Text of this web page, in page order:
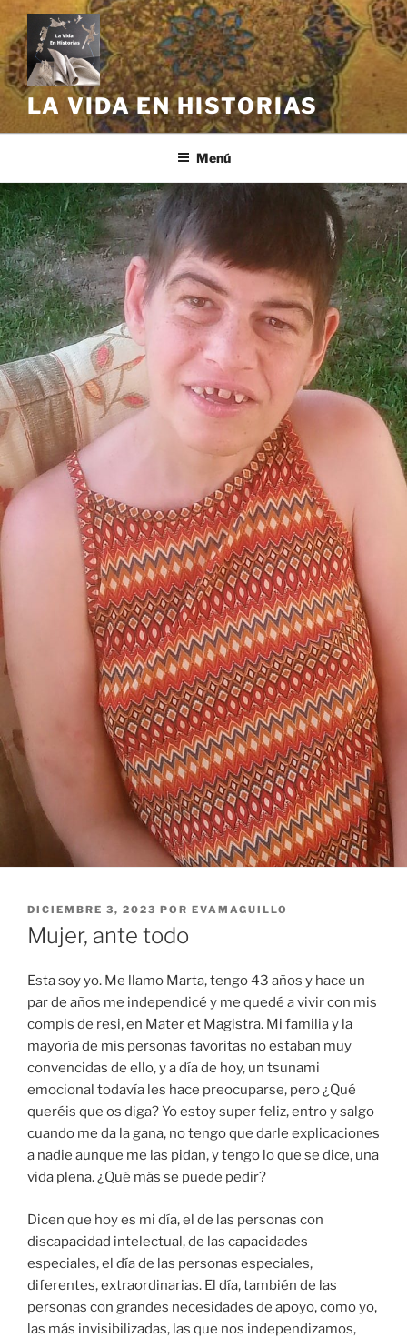
Saltar
al
contenido
LA VIDA EN HISTORIAS
Menú
PUBLICADO
EL
DICIEMBRE 3, 2023 POR EVAMAGUILLO
Mujer, ante todo
Esta soy yo. Me llamo Marta, tengo 43 años y hace un
par de años me independicé y me quedé a vivir con mis
compis de resi, en Mater et Magistra. Mi familia y la
mayoría de mis personas favoritas no estaban muy
convencidas de ello, y a día de hoy, un tsunami
emocional todavía les hace preocuparse, pero ¿Qué
queréis que os diga? Yo estoy super feliz, entro y salgo
cuando me da la gana, no tengo que darle explicaciones
a nadie aunque me las pidan, y tengo lo que se dice, una
vida plena. ¿Qué más se puede pedir?
Dicen que hoy es mi día, el de las personas con
discapacidad intelectual, de las capacidades
especiales, el día de las personas especiales,
diferentes, extraordinarias. El día, también de las
personas con grandes necesidades de apoyo, como yo,
las más invisibilizadas, las que nos independizamos,